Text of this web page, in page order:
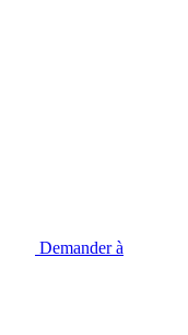
Demander à